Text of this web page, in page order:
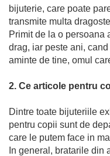
bijuterie, care poate
transmite multa
Primit de la o persoana
drag, iar peste ani,
aminte de tine, omul
2. Ce articole pentru
Dintre toate bijuteriile
pentru copii sunt de
care le putem face in
In general, bratarile din